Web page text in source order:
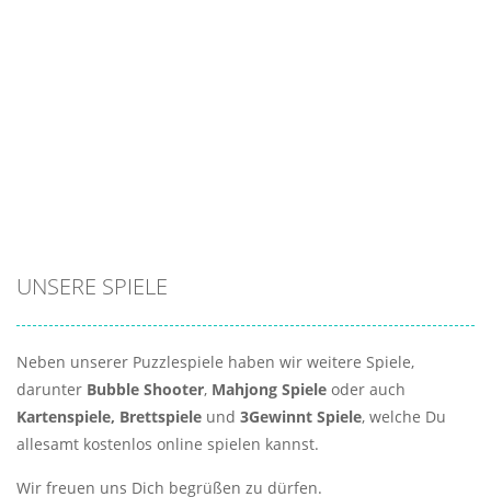
UNSERE SPIELE
Neben unserer Puzzlespiele haben wir weitere Spiele,
darunter Bubble Shooter, Mahjong Spiele oder auch
Kartenspiele, Brettspiele und 3Gewinnt Spiele, welche Du
allesamt kostenlos online spielen kannst.
Wir freuen uns Dich begrüßen zu dürfen.